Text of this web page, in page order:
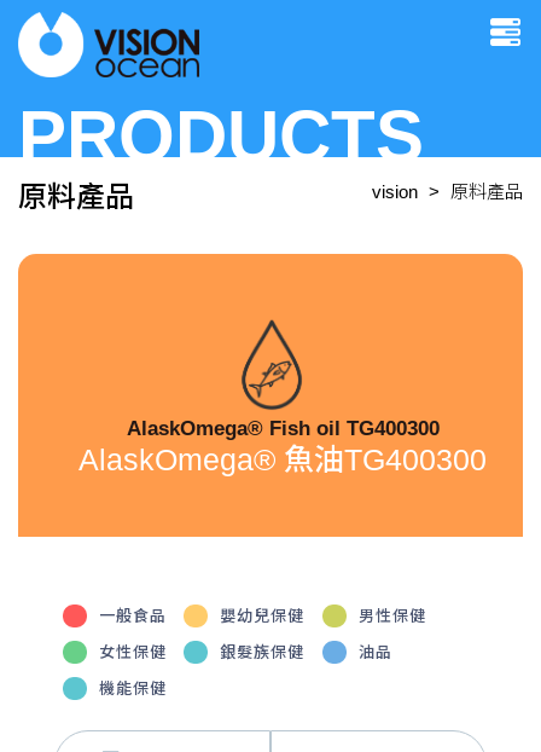
PRODUCTS
原料產品 vision 原料產品
AlaskOmega® Fish oil TG400300
AlaskOmega® 魚油TG400300
一般食品 嬰幼兒保健 男性保健
女性保健 銀髮族保健 油品
機能保健